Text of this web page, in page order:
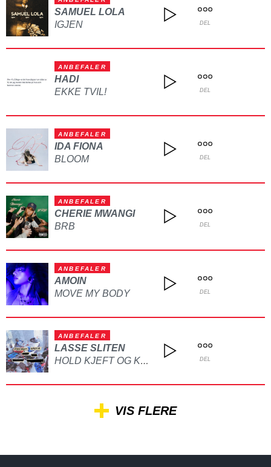
SAMUEL LOLA
IGJEN
DEL
ANBEFALER
HADI
EKKE TVIL!
DEL
ANBEFALER
IDA FIONA
BLOOM
DEL
ANBEFALER
CHERIE MWANGI
BRB
DEL
ANBEFALER
AMOIN
MOVE MY BODY
DEL
ANBEFALER
LASSE SLITEN
HOLD KJEFT OG KYSS MEG DEL
VIS FLERE